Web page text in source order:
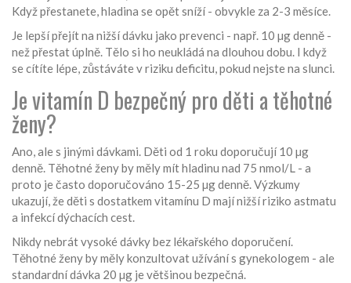
Když přestanete, hladina se opět sníží - obvykle za 2-3 měsíce.
Je lepší přejít na nižší dávku jako prevenci - např. 10 µg denně -
než přestat úplně. Tělo si ho neukládá na dlouhou dobu. I když
se cítíte lépe, zůstáváte v riziku deficitu, pokud nejste na slunci.
Je vitamín D bezpečný pro děti a těhotné
ženy?
Ano, ale s jinými dávkami. Děti od 1 roku doporučují 10 µg
denně. Těhotné ženy by měly mít hladinu nad 75 nmol/L - a
proto je často doporučováno 15-25 µg denně. Výzkumy
ukazují, že děti s dostatkem vitamínu D mají nižší riziko astmatu
a infekcí dýchacích cest.
Nikdy nebrát vysoké dávky bez lékařského doporučení.
Těhotné ženy by měly konzultovat užívání s gynekologem - ale
standardní dávka 20 µg je většinou bezpečná.